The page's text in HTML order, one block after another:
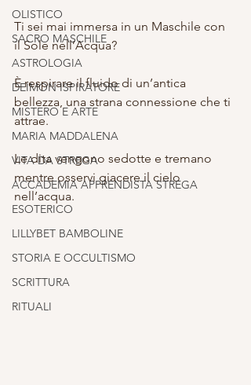
OLISTICO
SACRO MASCHILE
ASTROLOGIA
DEIMON ISPIRATORE
MISTERO E ARTE
MARIA MADDALENA
VITA DA STREGA
ACCADEMIA APPRENDISTA STREGA
ESOTERICO
LILLYBET BAMBOLINE
STORIA E OCCULTISMO
SCRITTURA
RITUALI
Ti sei mai immersa in un Maschile con
il Sole nell’Acqua?
È respirare il fluido di un’antica
bellezza, una strana connessione che ti
attrae.
Le dita vengono sedotte e tremano
mentre osservi giacere il cielo
nell’acqua.